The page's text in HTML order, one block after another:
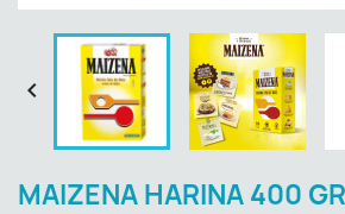

MAIZENA HARINA 400